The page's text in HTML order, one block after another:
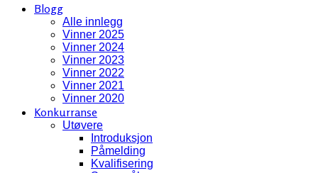
Blogg
Alle innlegg
Vinner 2025
Vinner 2024
Vinner 2023
Vinner 2022
Vinner 2021
Vinner 2020
Konkurranse
Utøvere
Introduksjon
Påmelding
Kvalifisering